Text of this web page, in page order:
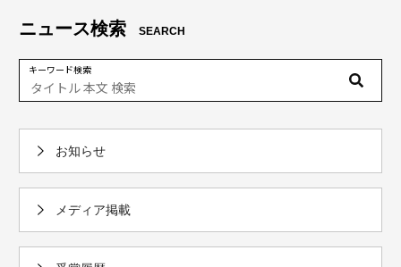
ニュース検索 SEARCH
キーワード検索
お知らせ
メディア掲載